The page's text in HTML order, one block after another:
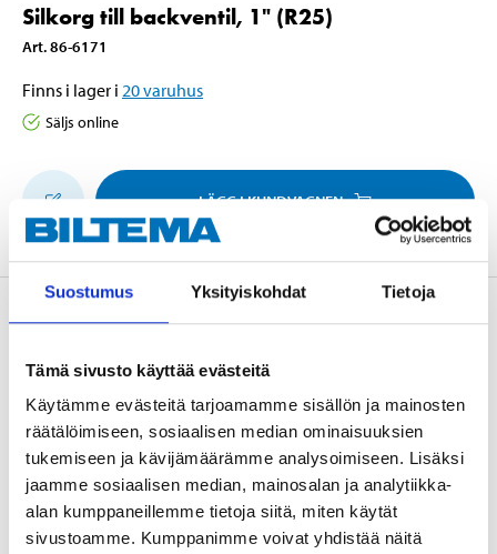
Suostumus Yksityiskohdat Tietoja
Tämä sivusto käyttää evästeitä
Käytämme evästeitä tarjoamamme sisällön ja mainosten
räätälöimiseen, sosiaalisen median ominaisuuksien
tukemiseen ja kävijämäärämme analysoimiseen. Lisäksi
jaamme sosiaalisen median, mainosalan ja analytiikka-
alan kumppaneillemme tietoja siitä, miten käytät
sivustoamme. Kumppanimme voivat yhdistää näitä
Silkorg till backventil, 1" (R25)
Art.86-6171
Finns i lager i 20varuhus
Säljs online
LÄGG I KUNDVAGNEN
Beskrivning
Passar till backventil 86-6163_64 för att skapa en
komplett bottenventil, vilken monteras i ändan på
sugledning för att förhindra återströmning. Korg av
rostfritt stål. Utvändig gänga av nylon/silikon.